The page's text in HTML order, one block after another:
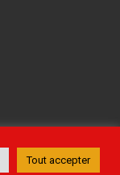
Tout accepter